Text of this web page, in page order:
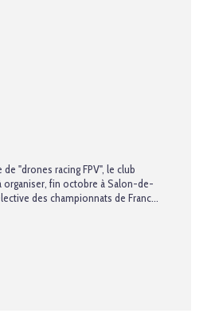
"drones racing FPV", le club
organiser, fin octobre à Salon-de-
des championnats de Franc...